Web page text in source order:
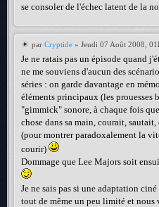
se consoler de l'échec latent de la
par Cryptide » Jeudi 07 Août 2008,
Je ne ratais pas un épisode quand
ne me souviens d'aucun des
séries : on garde davantage en
éléments principaux (les prouesses
"gimmick" sonore, à chaque fois
chose dans sa main, courait,
(pour montrer paradoxalement la
courir)
Dommage que Lee Majors soit
Je ne sais pas si une adaptation
tout de même un peu limité et